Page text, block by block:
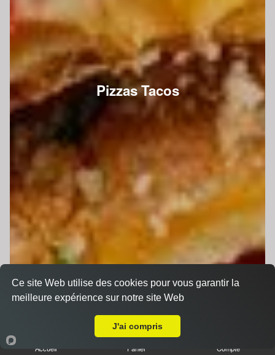
Pizzas Tacos
Accueil Panier Compte
Ce site Web utilise des cookies pour vous garantir la
meilleure expérience sur notre site Web
J'ai compris